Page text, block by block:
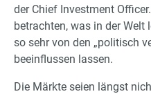
der Chief Investment
betrachten, was in der
so sehr von den „politisch
beeinflussen lassen.
Die Märkte seien längst